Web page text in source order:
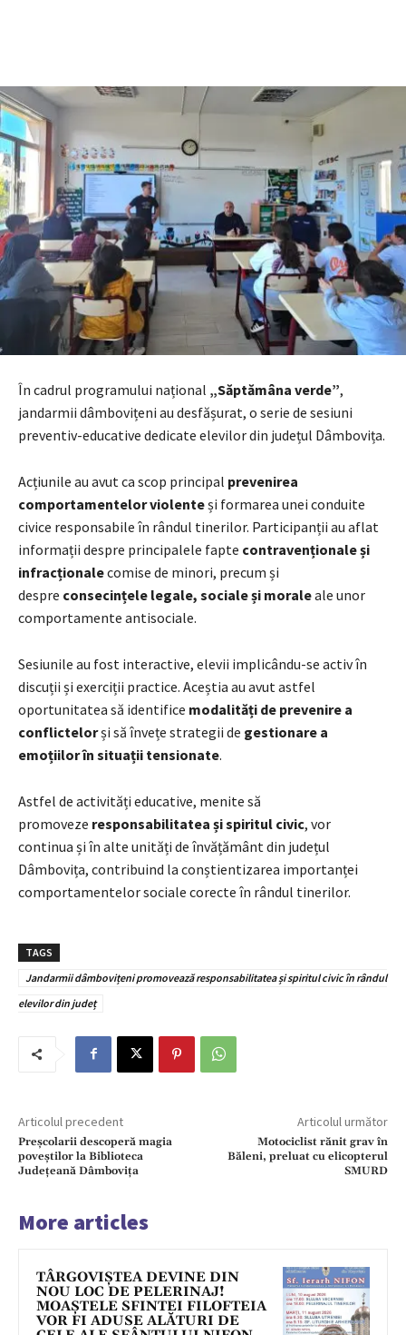
În cadrul programului național „Săptămâna verde”,
jandarmii dâmbovițeni au desfășurat, o serie de sesiuni
preventiv-educative dedicate elevilor din județul Dâmbovița.
Acțiunile au avut ca scop principal prevenirea
comportamentelor violenteși formarea unei conduite
civice responsabile în rândul tinerilor. Participanții au aflat
informații despre principalele fapte contravenționale și
infracționalecomise de minori, precum și
despre consecințele legale, sociale și moraleale unor
comportamente antisociale.
Sesiunile au fost interactive, elevii implicându-se activ în
discuții și exerciții practice. Aceștia au avut astfel
oportunitatea să identifice modalități de prevenire a
conflictelorși să învețe strategii de gestionare a
emoțiilor în situații tensionate.
Astfel de activități educative, menite să
promoveze responsabilitatea și spiritul civic, vor
continua și în alte unități de învățământ din județul
Dâmbovița, contribuind la conștientizarea importanței
comportamentelor sociale corecte în rândul tinerilor.
TAGS
Jandarmii dâmbovițeni promovează responsabilitatea și spiritul civic în rândul
elevilor din județ
Articolul precedent
Preșcolarii descoperă magia
poveștilor la Biblioteca
Județeană Dâmbovița
Articolul următor
Motociclist rănit grav în
Băleni, preluat cu elicopterul
SMURD
More articles
TÂRGOVIȘTEA DEVINE DIN
NOU LOC DE PELERINAJ!
MOAȘTELE SFINTEI FILOFTEIA
VOR FI ADUSE ALĂTURI DE